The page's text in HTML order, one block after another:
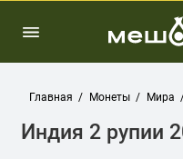
Главная Монеты Мира
Индия 2 рупии